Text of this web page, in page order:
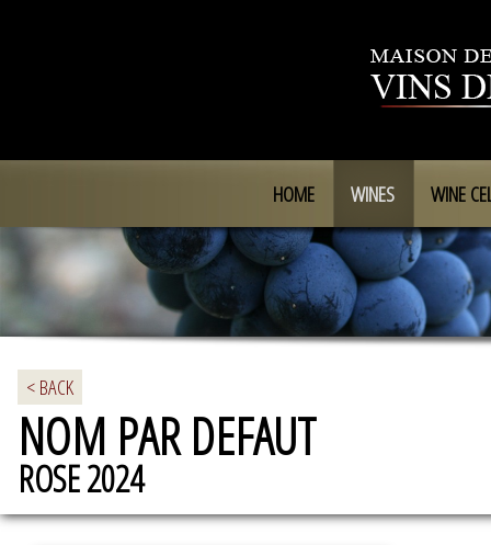
HOME WINES WINE
< BACK
NOM PAR DEFAUT
ROSE 2024